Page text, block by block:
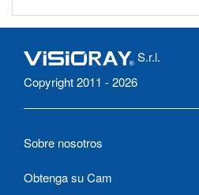
S.r.l.
Copyright 2011 - 2026
Sobre nosotros
Obtenga su Cam